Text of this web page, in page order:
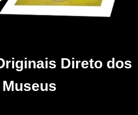
Direto dos
Museus